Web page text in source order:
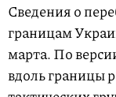
Сведения о
границам
марта. По
вдоль границы